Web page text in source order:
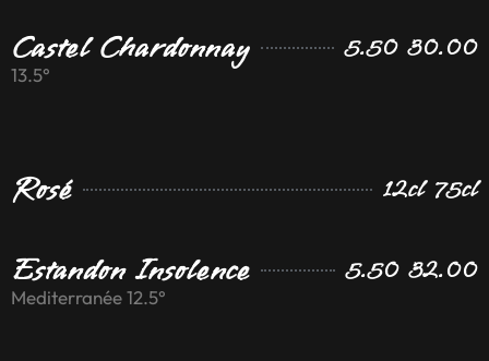
Castel Chardonnay 5.50 30.00
13.5°
Rosé 12cl 75cl
Estandon Insolence 5.50 32.00
Mediterranée 12.5°